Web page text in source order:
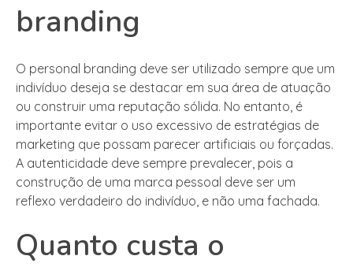
branding
O personal branding deve ser utilizado sempre que um
indivíduo deseja se destacar em sua área de atuação
ou construir uma reputação sólida. No entanto, é
importante evitar o uso excessivo de estratégias de
marketing que possam parecer artificiais ou forçadas.
A autenticidade deve sempre prevalecer, pois a
construção de uma marca pessoal deve ser um
reflexo verdadeiro do indivíduo, e não uma fachada.
Quanto custa o